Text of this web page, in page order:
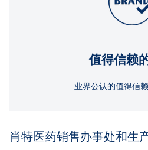
值得信赖
业界公认的值得信
肖特医药销售办事处和生